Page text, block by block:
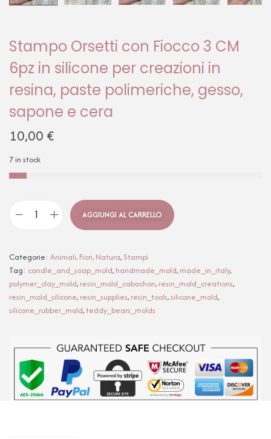
Stampo Orsetti con Fiocco 3 CM
6pz in silicone per creazioni in
resina, paste polimeriche, gesso,
sapone e cera
10,00 €
7 in stock
AGGIUNGI AL CARRELLO
Categorie: Animali, Fiori, Natura,Stampi
Tag: candle_and_soap_mold, handmade_mold, made_in_italy,
polymer_clay_mold, resin_mold_cabochon, resin_mold_creations,
resin_mold_silicone, resin_supplies, resin_tools,silicone_mold,
silicone_rubber_mold,teddy_bears_molds